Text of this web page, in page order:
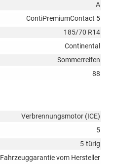
A
ContiPremiumContact 5
185/70 R14
Continental
Sommerreifen
88
Verbrennungsmotor (ICE)
5
5-türig
Fahrzeuggarantie vom Hersteller